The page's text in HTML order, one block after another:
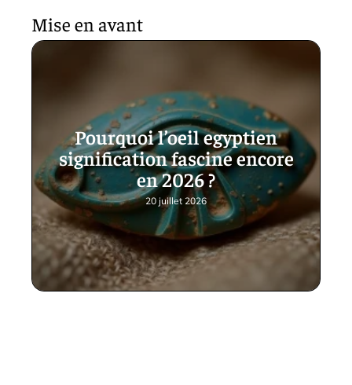
Mise en avant
Pourquoi l’oeil egyptien
signification fascine encore
en 2026 ?
20 juillet 2026